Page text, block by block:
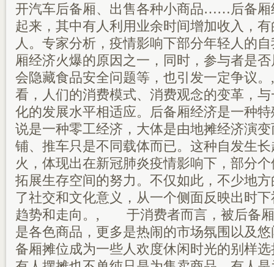
开汽车后备厢、出售各种小商品……后备厢
起来，其中有人利用业余时间增加收入，
人。专家分析，疫情影响下部分年轻人的
厢经济火爆的原因之一，同时，参与者是
会隐藏食品安全问题等，也引发一定争
看，人们的消费模式、消费观念的变革，
化的发展水平相适应。后备厢经济是一种
说是一种零工经济，大体是由地摊经济演
铺、推车只是不同载体而已。这种自发生
火，体现出在新冠肺炎疫情影响下，部分
拓展生存空间的努力。不仅如此，不少地
了社交和文化意义，从一个侧面反映出时
趋势和走向。, 于消费者而言，被后备厢
是各色商品，更多是热闹的市场氛围以及
备厢摊位成为一些人欢度休闲时光的别样